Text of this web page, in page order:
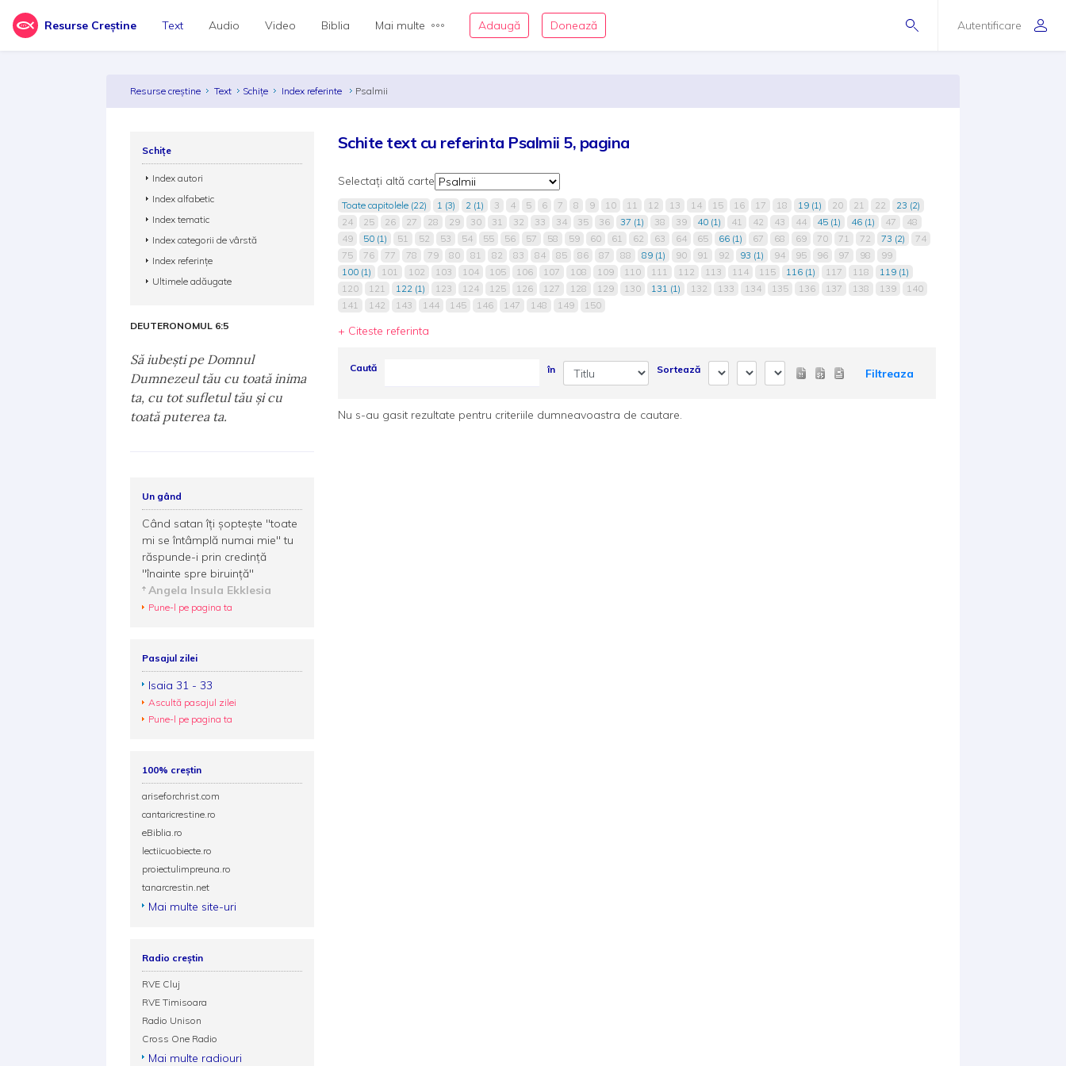
Resurse Creștine Autentificare
Text Audio Video Biblia Mai multe Adaugă Donează
Resurse creștine Text Schițe Index referinte Psalmii
Schite text cu referinta Psalmii 5, pagina
Selectați altă carte
Toate capitolele (22) 1 (3) 2 (1) 3 4 5 6 7 8 9 10 11 12 13 14 15 16 17 18 19 (1) 20 21 22
23 (2)
24
25 26 27 28 29 30 31 32 33 34 35 36 37 (1) 38 39 40 (1) 41 42 43 44 45 (1) 46 (1) 47
48
49
50 (1) 51 52 53 54 55 56 57 58 59 60 61 62 63 64 65 66 (1) 67 68 69 70 71 72 73 (2)
74
75
76 77 78 79 80 81 82 83 84 85 86 87 88 89 (1) 90 91 92 93 (1) 94 95 96 97 98
99
100 (1)
101 102 103 104 105 106 107 108 109 110 111 112 113 114 115 116 (1) 117 118
119 (1)
120
121 122 (1) 123 124 125 126 127 128 129 130 131 (1) 132 133 134 135 136 137 138 139
140
141
142 143 144 145 146 147 148 149 150
+ Citeste referinta
Caută în Sortează Filtreaza
Nu s-au gasit rezultate pentru criteriile dumneavoastra de cautare.
Schițe
Index autori
Index alfabetic
Index tematic
Index categorii de vârstă
Index referințe
Ultimele adăugate
DEUTERONOMUL 6:5
Să iubeşti pe Domnul
Dumnezeul tău cu toată inima
ta, cu tot sufletul tău şi cu
toată puterea ta.
Un gând
Când satan îţi şopteşte "toate
mi se întâmplă numai mie" tu
răspunde-i prin credinţă
"înainte spre biruinţă"
Angela Insula Ekklesia
Pune-l pe pagina ta
Pasajul zilei
Isaia 31 - 33
Ascultă pasajul zilei
Pune-l pe pagina ta
100% creștin
ariseforchrist.com
cantaricrestine.ro
eBiblia.ro
lectiicuobiecte.ro
proiectulimpreuna.ro
tanarcrestin.net
Mai multe site-uri
Radio creștin
RVE Cluj
RVE Timisoara
Radio Unison
Cross One Radio
Mai multe radiouri